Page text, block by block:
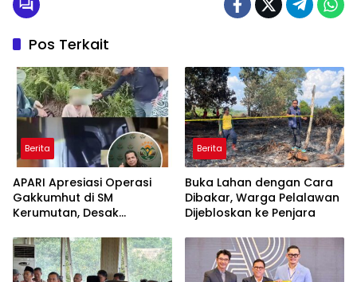
Pos Terkait
Berita
APARI Apresiasi Operasi
Gakkumhut di SM
Kerumutan, Desak
Jaringan Pembalak Liar
Berita
Buka Lahan dengan Cara
Dibakar, Warga Pelalawan
Dijebloskan ke Penjara